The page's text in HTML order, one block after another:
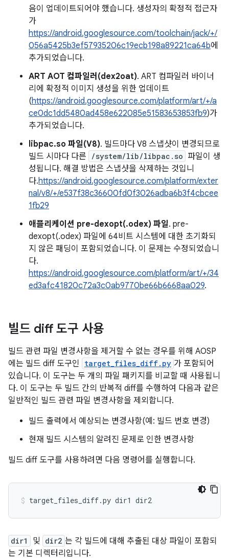
음이 업데이트되어야 했습니다. 생성자의 확정적 접근자
가
https://android.googlesource.com/toolchain/jack/+/
056a5425b3ef57935206c19ecb198a89221ca64b에
추가되었습니다.
ART AOT 컴파일러(dex2oat). ART 컴파일러 바이너
리에 확정적 이미지 생성을 위한 업데이트
(https://android.googlesource.com/platform/art/+/a
ce0dc1dd5480ad458e622085e51583653853fb9)가
추가되었습니다.
libpac.so 파일(V8). 빌드마다 V8 스냅샷이 변경되므로
빌드 시마다 다른
/system/lib/libpac.so 파일이 생
성됩니다. 해결 방법은 스냅샷을 삭제하는 것입니
다.https://android.googlesource.com/platform/exter
nal/v8/+/e537f38c36600fd0f3026adba6b3f4cbcee
1fb29
애플리케이션 pre-dexopt(.odex) 파일. pre-
dexopt(.odex) 파일에 64비트 시스템에 대한 초기화되
지 않은 패딩이 포함되었습니다. 이 문제는 수정되었습니
다.
https://android.googlesource.com/platform/art/+/34
ed3afc41820c72a3c0ab9770be66b6668aa029.
빌드 diff 도구 사용
빌드 관련 파일 변경사항을 제거할 수 없는 경우를 위해 AOSP
에는 빌드 diff 도구인
target_files_diff.py 가 포함되어
있습니다. 이 도구는 두 개의 파일 패키지를 비교할 때 사용됩니
다. 이 도구는 두 빌드 간의 반복적 diff를 수행하여 다음과 같은
일반적인 빌드 관련 파일 변경사항을 제외합니다.
빌드 출력에서 예상되는 변경사항(예: 빌드 번호 변경)
현재 빌드 시스템의 알려진 문제로 인한 변경사항
빌드 diff 도구를 사용하려면 다음 명령어를 실행합니다.
dir1 및 dir2 는 각 빌드에 대해 추출된 대상 파일이 포함되
는 기본 디렉터리입니다.